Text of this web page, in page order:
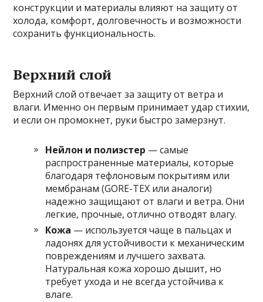
конструкции и материалы влияют на защиту от
холода, комфорт, долговечность и возможности
сохранить функциональность.
Верхний слой
Верхний слой отвечает за защиту от ветра и
влаги. Именно он первым принимает удар стихии,
и если он промокнет, руки быстро замерзнут.
Нейлон и полиэстер — самые
распространенные материалы, которые
благодаря тефлоновым покрытиям или
мембранам (GORE-TEX или аналоги)
надежно защищают от влаги и ветра. Они
легкие, прочные, отлично отводят влагу.
Кожа — используется чаще в пальцах и
ладонях для устойчивости к механическим
повреждениям и лучшего захвата.
Натуральная кожа хорошо дышит, но
требует ухода и не всегда устойчива к
влаге.